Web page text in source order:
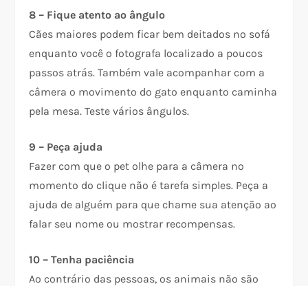
8 – Fique atento ao ângulo
Cães maiores podem ficar bem deitados no sofá
enquanto você o fotografa localizado a poucos
passos atrás. Também vale acompanhar com a
câmera o movimento do gato enquanto caminha
pela mesa. Teste vários ângulos.
9 – Peça ajuda
Fazer com que o pet olhe para a câmera no
momento do clique não é tarefa simples. Peça a
ajuda de alguém para que chame sua atenção ao
falar seu nome ou mostrar recompensas.
10 – Tenha paciência
Ao contrário das pessoas, os animais não são